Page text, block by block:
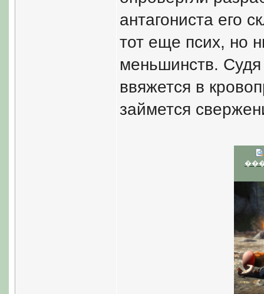
антагониста его
тот еще псих, но
меньшинств. Судя
ввяжется в
займется